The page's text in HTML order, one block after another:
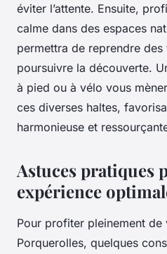
éviter l’attente. Ensuite,
calme dans des espaces
permettra de reprendre
poursuivre la découverte.
à pied ou à vélo vous
ces diverses haltes,
harmonieuse et
Astuces pratiques
expérience
Pour profiter pleinement de
Porquerolles, quelques